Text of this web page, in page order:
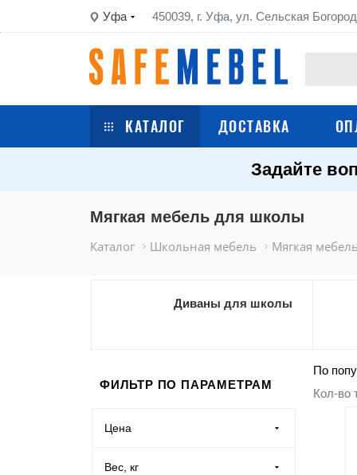
Уфа 450039, г. Уфа, ул. Сельская
КАТАЛОГ
Шкафы металлические
Стеллажи металлические
Производственная мебель
Медицинская мебель
Оборудование для общепита
ДОСТАВКА
Задайте
Мягкая мебель для школы
Каталог Школьная мебель Мягкая
Диваны для школы
ФИЛЬТР ПО ПАРАМЕТРАМ
Цена
Вес, кг
По
Кол-во